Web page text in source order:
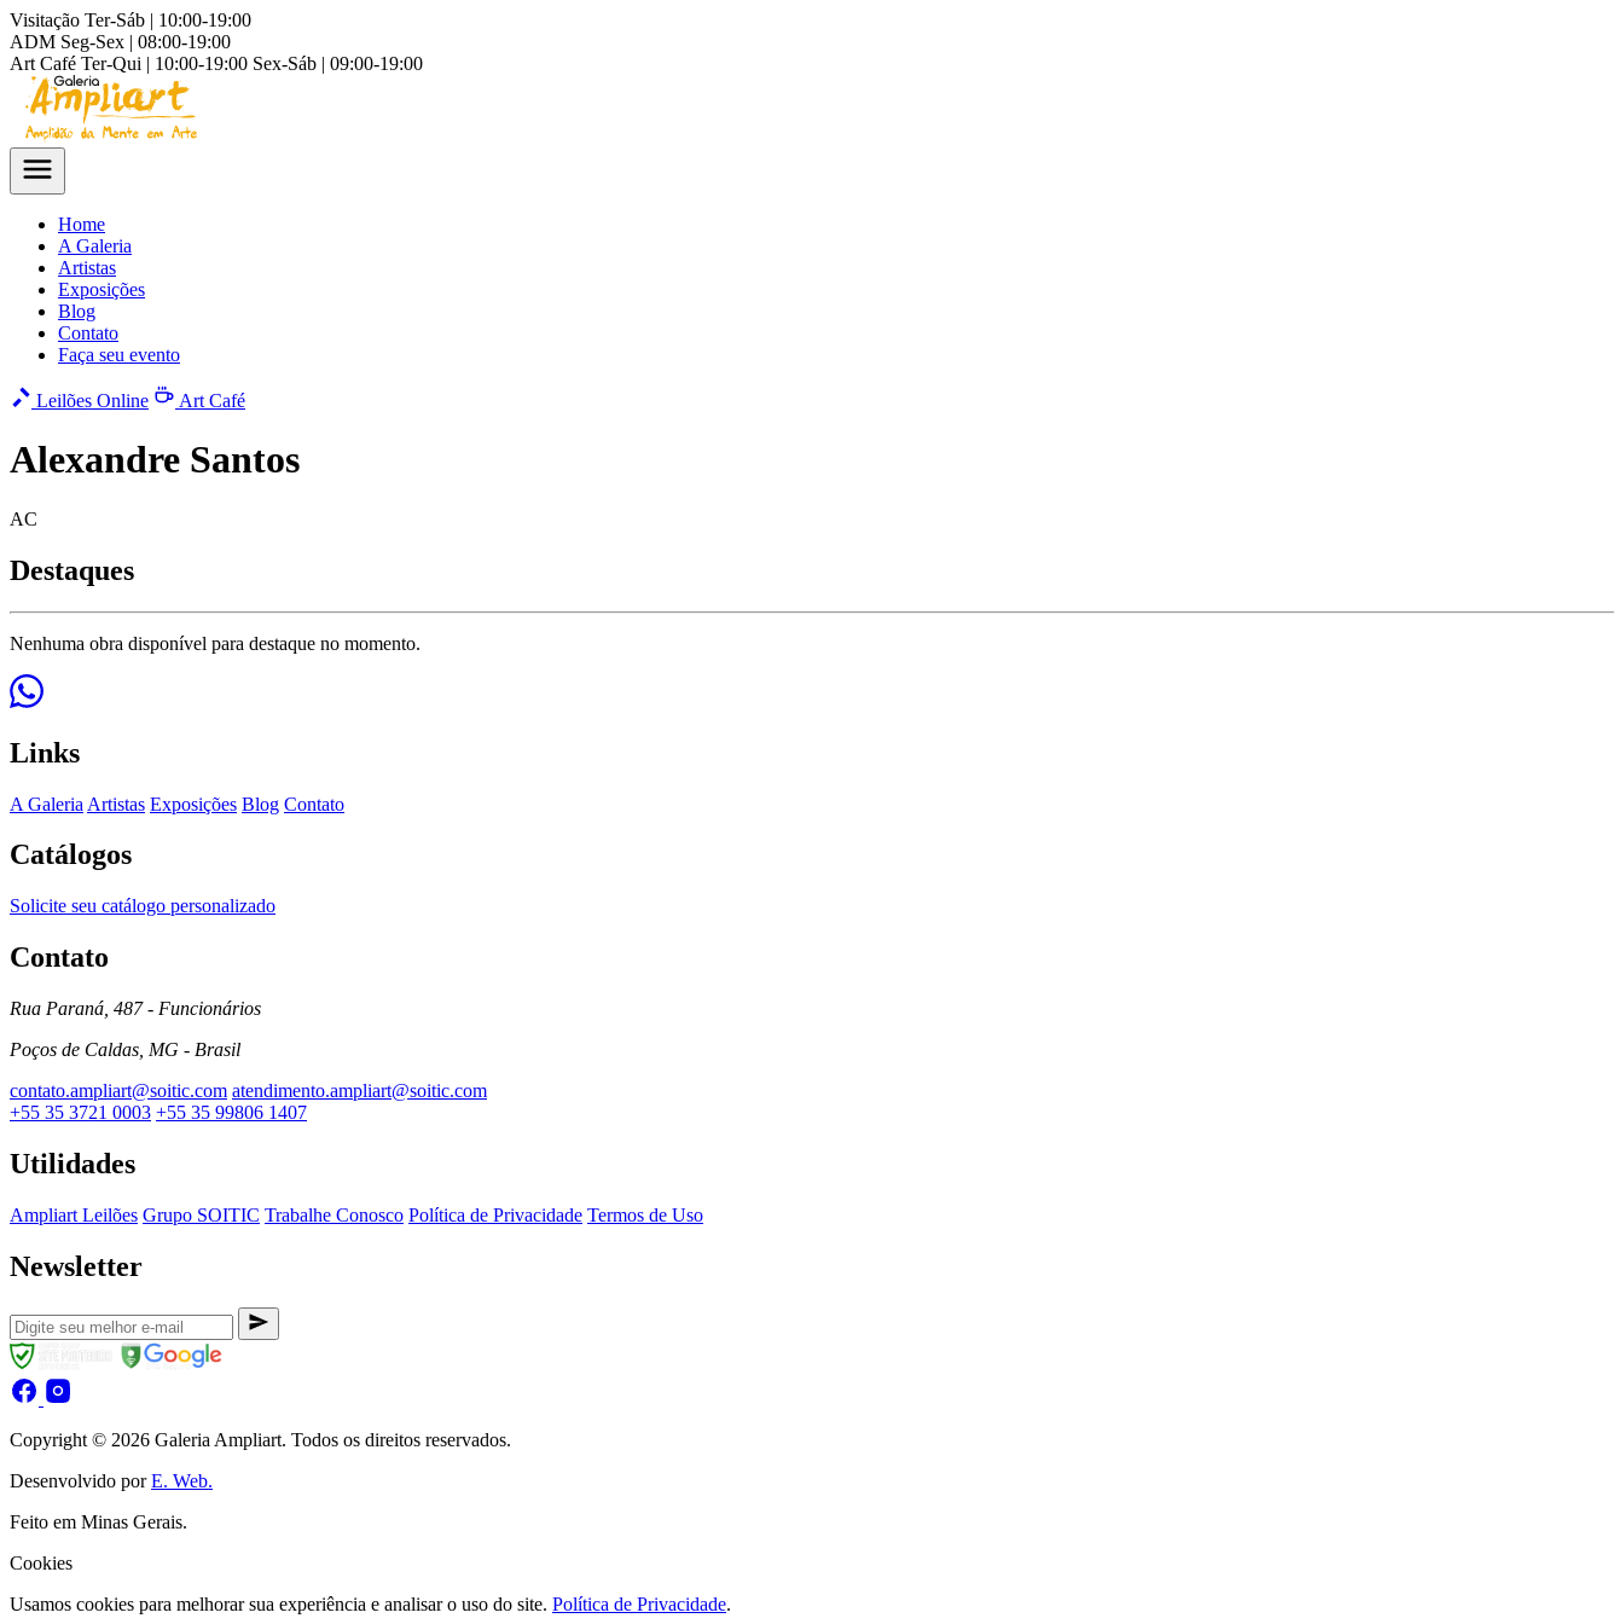
Visitação Ter-Sáb | 10:00-19:00
ADM Seg-Sex | 08:00-19:00
Art Café Ter-Qui | 10:00-19:00 Sex-Sáb | 09:00-19:00
Home
A Galeria
Artistas
Exposições
Blog
Contato
Faça seu evento
Leilões Online Art Café
Alexandre Santos
AC
Destaques
Nenhuma obra disponível para destaque no momento.
Links
A Galeria Artistas Exposições Blog Contato
Catálogos
Solicite seu catálogo personalizado
Contato
Rua Paraná, 487 - Funcionários
Poços de Caldas, MG - Brasil
contato.ampliart@soitic.com atendimento.ampliart@soitic.com
+55 35 3721 0003 +55 35 99806 1407
Utilidades
Ampliart Leilões Grupo SOITIC Trabalhe Conosco Política de Privacidade Termos de Uso
Newsletter
Copyright © 2026 Galeria Ampliart. Todos os direitos reservados.
Desenvolvido porE. Web.
Feito em Minas Gerais.
Cookies
Usamos cookies para melhorar sua experiência e analisar o uso do site. Política de Privacidade.